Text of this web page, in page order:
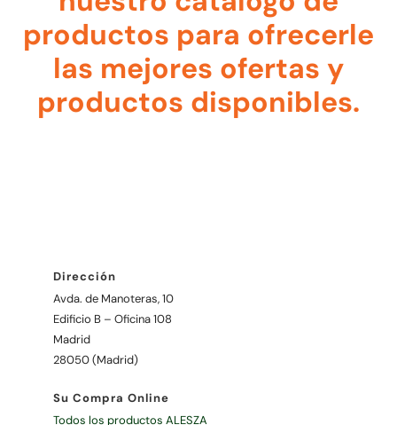
productos para ofrecerle
las mejores ofertas y
productos disponibles.
Dirección
Avda. de Manoteras, 10
Edificio B – Oficina 108
Madrid
28050 (Madrid)
Su Compra Online
Todos los productos ALESZA